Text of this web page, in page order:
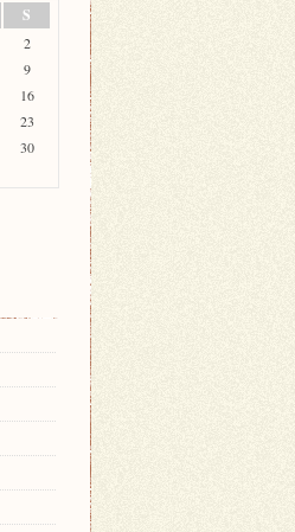
S
2
9
16
23
30